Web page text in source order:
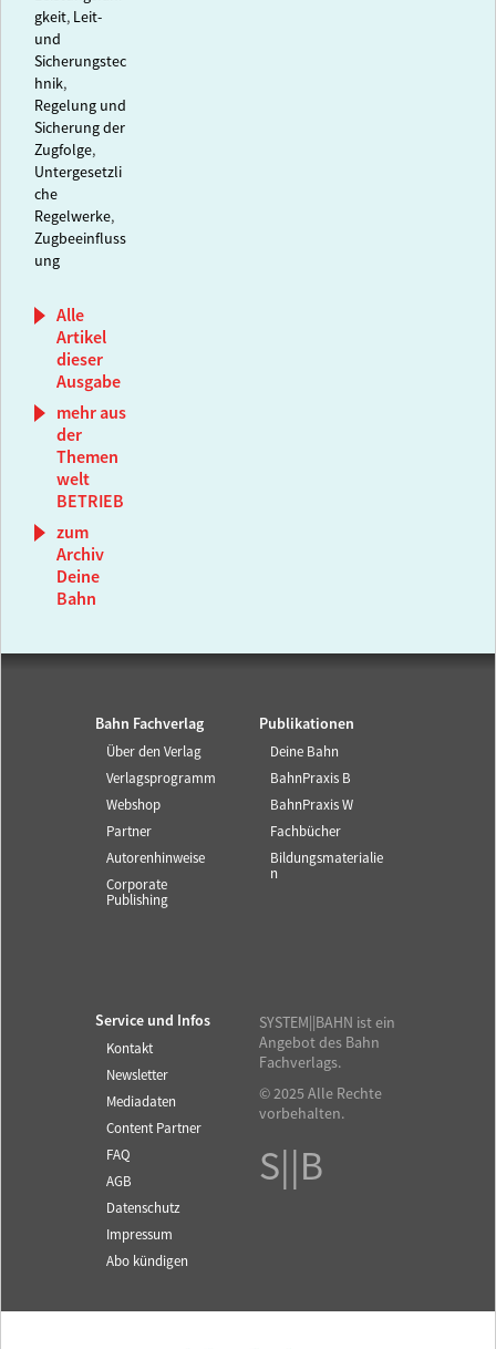
gkeit, Leit-
und
Sicherungstec
hnik,
Regelung und
Sicherung der
Zugfolge,
Untergesetzli
che
Regelwerke,
Zugbeeinfluss
ung
Alle
Artikel
dieser
Ausgabe
mehr aus
der
Themen
welt
BETRIEB
zum
Archiv
Deine
Bahn
Bahn Fachverlag
Über den Verlag
Verlagsprogramm
Webshop
Partner
Autorenhinweise
Corporate
Publishing
Publikationen
Deine Bahn
BahnPraxis B
BahnPraxis W
Fachbücher
Bildungsmaterialie
n
Service und Infos
Kontakt
Newsletter
Mediadaten
Content Partner
FAQ
AGB
Datenschutz
Impressum
Abo kündigen
SYSTEM||BAHN ist ein
Angebot des Bahn
Fachverlags.
© 2025 Alle Rechte
vorbehalten.
S||B